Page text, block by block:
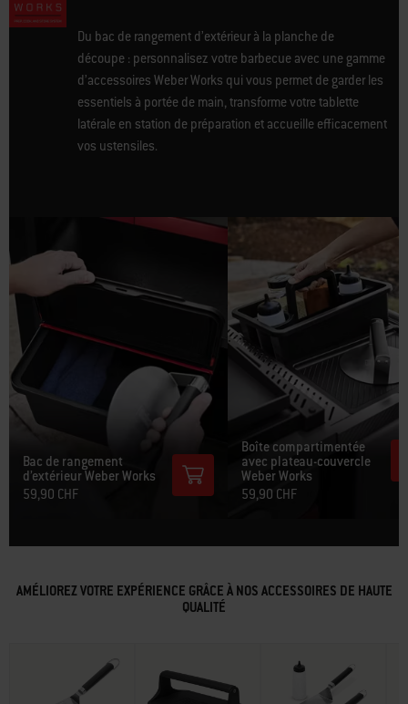
Du bac de rangement d’extérieur à la planche de
découpe : personnalisez votre barbecue avec une gamme
d’accessoires Weber Works qui vous permet de garder les
essentiels à portée de main, transforme votre tablette
latérale en station de préparation et accueille efficacement
vos ustensiles.
Bac de rangement
d’extérieur Weber Works
59,90 CHF
Boîte compartimentée
avec plateau-couvercle
Weber Works
59,90 CHF
AMÉLIOREZ VOTRE EXPÉRIENCE GRÂCE À NOS ACCESSOIRES DE HAUTE
QUALITÉ